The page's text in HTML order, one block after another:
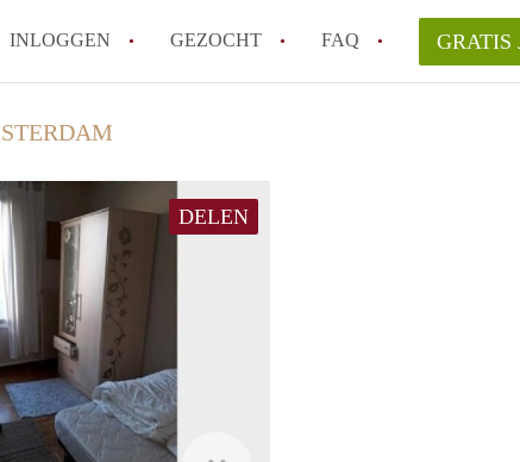
INLOGGEN GEZOCHT FAQ
Wat is het puntensysteem voor een onzelfstandige
Wat zijn de populairste zoektermen voor een kamer in
betekent dit voor jou als zoeker?
Wat is een studentenkamer in Amsterdam?
Waarom geen bemiddelingskosten voor de huurder?
Alle veelgestelde vragen
DELEN